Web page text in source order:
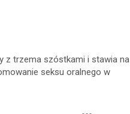
z trzema szóstkami i stawia na
seksu oralnego w